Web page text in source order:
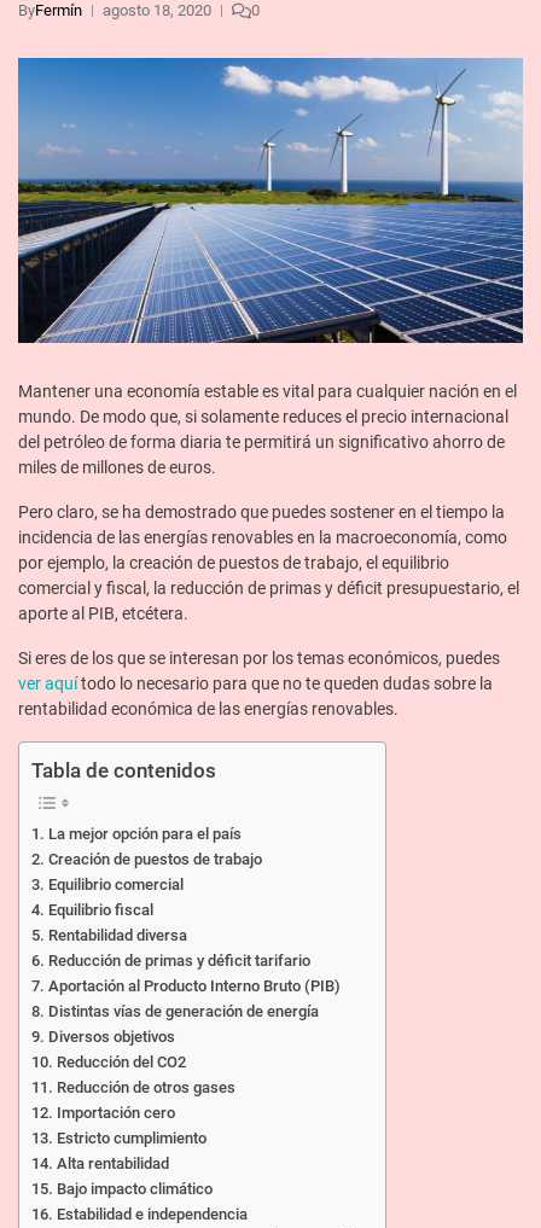
ByFermín agosto 18, 2020 0
Mantener una economía estable es vital para cualquier nación en el
mundo. De modo que, si solamente reduces el precio internacional
del petróleo de forma diaria te permitirá un significativo ahorro de
miles de millones de euros.
Pero claro, se ha demostrado que puedes sostener en el tiempo la
incidencia de las energías renovables en la macroeconomía, como
por ejemplo, la creación de puestos de trabajo, el equilibrio
comercial y fiscal, la reducción de primas y déficit presupuestario, el
aporte al PIB, etcétera.
Si eres de los que se interesan por los temas económicos, puedes
ver aquítodo lo necesario para que no te queden dudas sobre la
rentabilidad económica de las energías renovables.
Tabla de contenidos
La mejor opción para el país
Creación de puestos de trabajo
Equilibrio comercial
Equilibrio fiscal
Rentabilidad diversa
Reducción de primas y déficit tarifario
Aportación al Producto Interno Bruto (PIB)
Distintas vías de generación de energía
Diversos objetivos
Reducción del CO2
Reducción de otros gases
Importación cero
Estricto cumplimiento
Alta rentabilidad
Bajo impacto climático
Estabilidad e independencia